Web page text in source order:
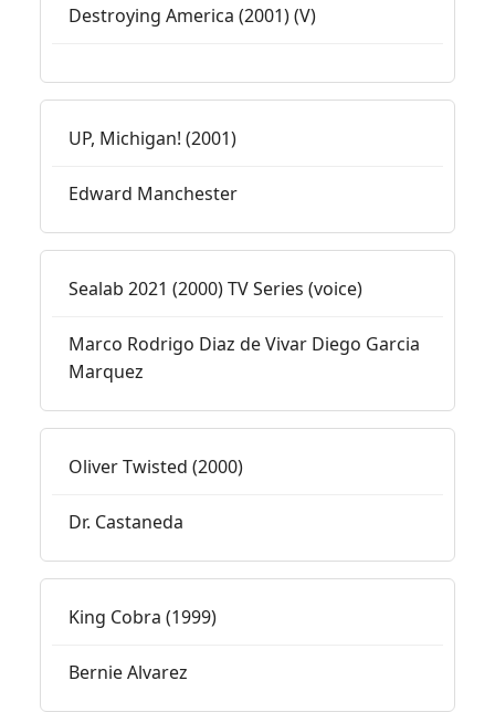
Destroying America (2001) (V)
UP, Michigan! (2001)
Edward Manchester
Sealab 2021 (2000) TV Series (voice)
Marco Rodrigo Diaz de Vivar Diego Garcia
Marquez
Oliver Twisted (2000)
Dr. Castaneda
King Cobra (1999)
Bernie Alvarez